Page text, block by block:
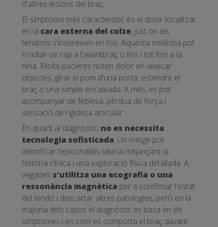
d'altres lesions del braç.
El símptoma més característic és el dolor localitzat
en la cara externa del colze, just on els
tendons s'insereixen en l'os. Aquesta molèstia pot
irradiar-se cap a l'avantbraç o fins i tot fins a la
nina. Molts pacients noten dolor en aixecar
objectes, girar el pom d'una porta, estendre el
braç o una simple encaixada. A més, es pot
acompanyar de feblesa, pèrdua de força i
sensació de rigidesa articular.
En quant al diagnòstic, no es necessita
tecnologia sofisticada. Un metge pot
identificar l'epicondilitis lateral mitjançant la
història clínica i una exploració física detallada. A
vegades s'utilitza una ecografia o una
ressonància magnètica per a confirmar l'estat
del tendó i descartar altres patologies, però en la
majoria dels casos el diagnòstic es basa en els
símptomes i en com es comporta el braç davant